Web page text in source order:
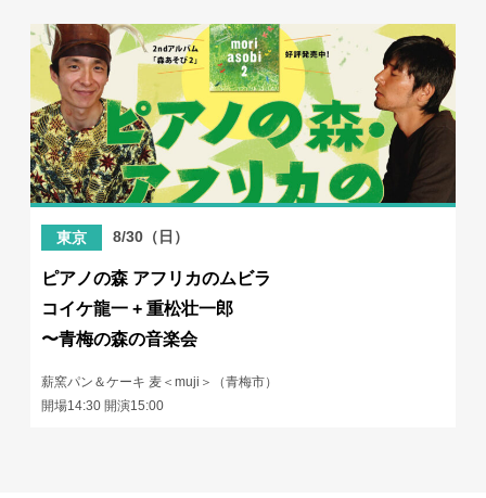
東京 8/30（日）
ピアノの森 アフリカのムビラ
コイケ龍一 + 重松壮一郎
〜青梅の森の音楽会
薪窯パン＆ケーキ 麦＜muji＞（青梅市）
開場14:30 開演15:00